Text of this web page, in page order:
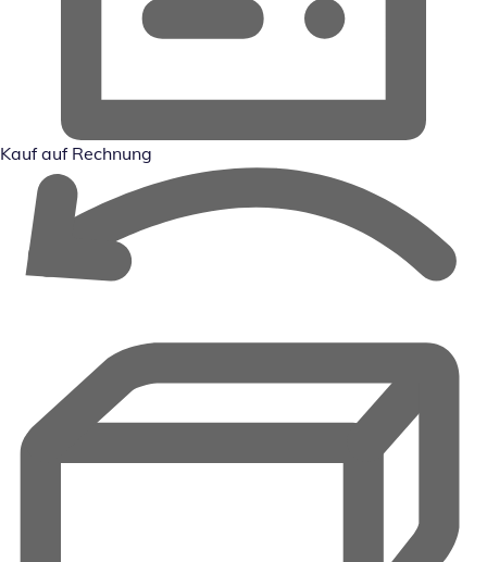
Kauf auf Rechnung